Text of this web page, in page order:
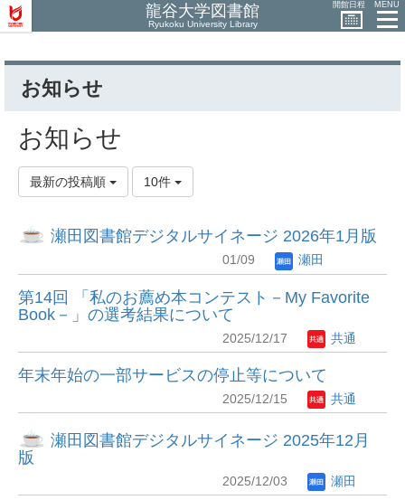
龍谷大学図書館
Ryukoku University Library
開館日程 MENU
お知らせ
お知らせ
最新の投稿順 10件
瀬田図書館デジタルサイネージ 2026年1月版
01/09 瀬田
第14回 「私のお薦め本コンテスト－My Favorite
Book－」の選考結果について
2025/12/17 共通
年末年始の一部サービスの停止等について
2025/12/15 共通
瀬田図書館デジタルサイネージ 2025年12月
版
2025/12/03 瀬田